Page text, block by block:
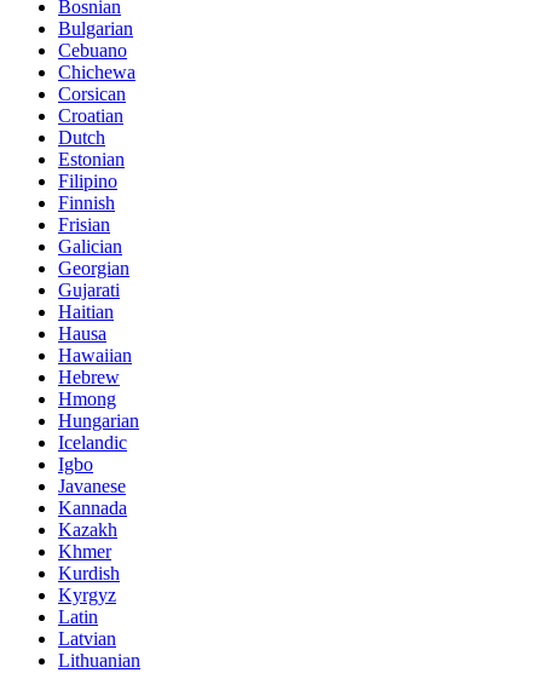
Bosnian
Bulgarian
Cebuano
Chichewa
Corsican
Croatian
Dutch
Estonian
Filipino
Finnish
Frisian
Galician
Georgian
Gujarati
Haitian
Hausa
Hawaiian
Hebrew
Hmong
Hungarian
Icelandic
Igbo
Javanese
Kannada
Kazakh
Khmer
Kurdish
Kyrgyz
Latin
Latvian
Lithuanian